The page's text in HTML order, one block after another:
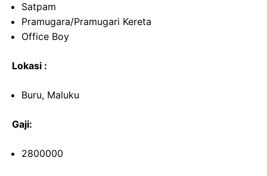
Satpam
Pramugara/Pramugari Kereta
Office Boy
Lokasi :
Buru, Maluku
Gaji:
2800000